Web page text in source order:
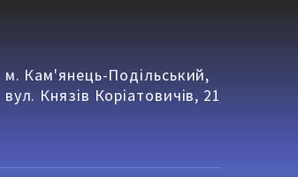
м. Кам'янець-Подільський,
вул. Князів Коріатовичів, 21